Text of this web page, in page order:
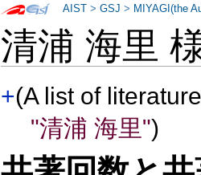
清浦 海里
+(A list of
"清浦 海里")
AIST >GSJ > MIYAGI(the